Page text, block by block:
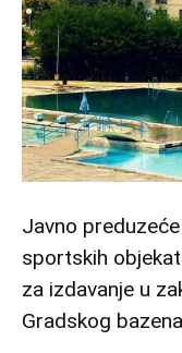
Javno
sportskih
za izdavanje u
Gradskog